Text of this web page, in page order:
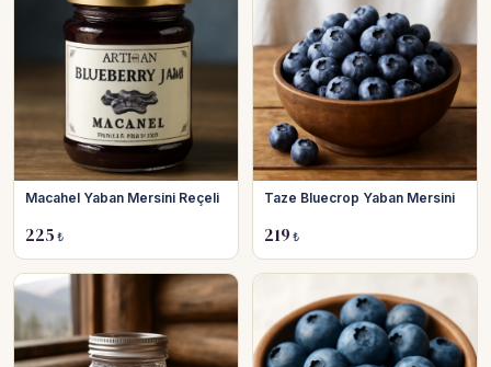
Macahel Yaban Mersini Reçeli
225 ₺
Taze Bluecrop Yaban Mersini
219 ₺